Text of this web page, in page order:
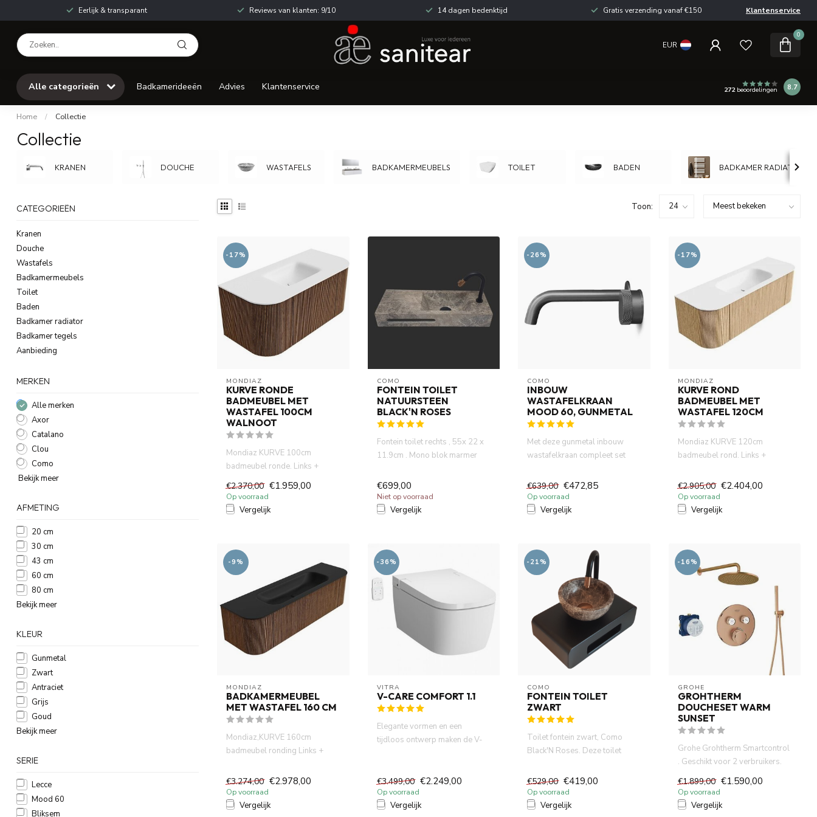
Eerlijk & transparant Reviews van klanten: 9/10 14 dagen bedenktijd Gratis verzending vanaf €150 Klantenservice
EUR
0
Alle categorieën Badkamerideeën Advies Klantenservice 272beoordelingen 8.7
Home / Collectie
Collectie
KRANEN DOUCHE WASTAFELS BADKAMERMEUBELS TOILET BADEN BADKAMER RADIATOR
CATEGORIEËN
Kranen
Douche
Wastafels
Badkamermeubels
Toilet
Baden
Badkamer radiator
Badkamer tegels
Aanbieding
MERKEN
Alle merken
Axor
Catalano
Clou
Como
Bekijk meer
AFMETING
20 cm
30 cm
43 cm
60 cm
80 cm
Bekijk meer
KLEUR
Gunmetal
Zwart
Antraciet
Grijs
Goud
Bekijk meer
SERIE
Lecce
Mood 60
Bliksem
Toon:
-17%
MONDIAZ
KURVE RONDE
BADMEUBEL MET
WASTAFEL 100CM
WALNOOT
Mondiaz KURVE 100cm
badmeubel ronde. Links +
lade en ...
€2.370,00 €1.959,00
Op voorraad
Vergelijk
COMO
FONTEIN TOILET
NATUURSTEEN
BLACK'N ROSES
Fontein toilet rechts , 55x 22 x
11.9cm . Mono blok marmer
€699,00
Niet op voorraad
Vergelijk
-26%
COMO
INBOUW
WASTAFELKRAAN
MOOD 60, GUNMETAL
Met deze gunmetal inbouw
wastafelkraan compleet set
€639,00 €472,85
Op voorraad
Vergelijk
-17%
MONDIAZ
KURVE ROND
BADMEUBEL MET
WASTAFEL 120CM
Mondiaz KURVE 120cm
badmeubel rond. Links +
2 deu...
€2.905,00 €2.404,00
Op voorraad
Vergelijk
-9%
MONDIAZ
BADKAMERMEUBEL
MET WASTAFEL 160 CM
Mondiaz,KURVE 160cm
badmeubel ronding Links +
en ...
€3.274,00 €2.978,00
Op voorraad
Vergelijk
-36%
VITRA
V-CARE COMFORT 1.1
Elegante vormen en een
tijdloos ontwerp maken de V-
€3.499,00 €2.249,00
Op voorraad
Vergelijk
-21%
COMO
FONTEIN TOILET
ZWART
Toilet fontein zwart, Como
Black'N Roses. Deze toilet
€529,00 €419,00
Op voorraad
Vergelijk
-16%
GROHE
GROHTHERM
DOUCHESET WARM
SUNSET
Grohe Grohtherm Smartcontrol
. Geschikt voor 2 verbruikers.
Activering van verbr...
€1.899,00 €1.590,00
Op voorraad
Vergelijk